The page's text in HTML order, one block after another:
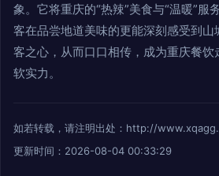
象。它将重庆的“热辣”美食与“温暖”服
客在品尝地道美味的更能深刻感受到
客之心，从而口口相传，成为重庆餐
软实力。
如若转载，请注明出处：http://
更新时间：2026-08-04 00:33:29